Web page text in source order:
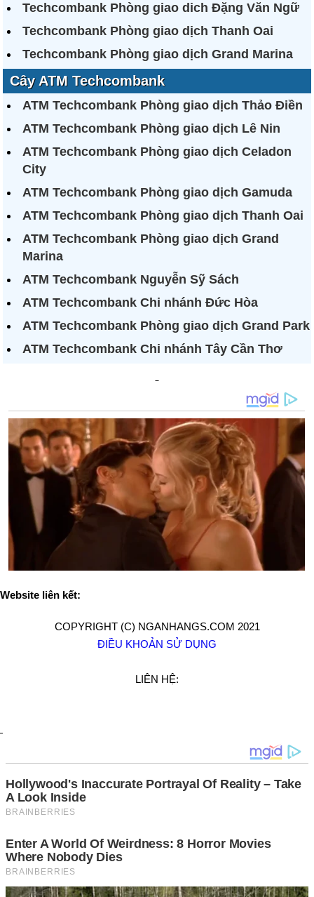
Techcombank Phòng giao dich Đặng Văn Ngữ
Techcombank Phòng giao dịch Thanh Oai
Techcombank Phòng giao dịch Grand Marina
Cây ATM Techcombank
ATM Techcombank Phòng giao dịch Thảo Điền
ATM Techcombank Phòng giao dịch Lê Nin
ATM Techcombank Phòng giao dịch Celadon
City
ATM Techcombank Phòng giao dịch Gamuda
ATM Techcombank Phòng giao dịch Thanh Oai
ATM Techcombank Phòng giao dịch Grand
Marina
ATM Techcombank Nguyễn Sỹ Sách
ATM Techcombank Chi nhánh Đức Hòa
ATM Techcombank Phòng giao dịch Grand Park
ATM Techcombank Chi nhánh Tây Cần Thơ
Website liên kết:
COPYRIGHT (C) NGANHANGS.COM 2021
ĐIỀU KHOẢN SỬ DỤNG
LIÊN HỆ: